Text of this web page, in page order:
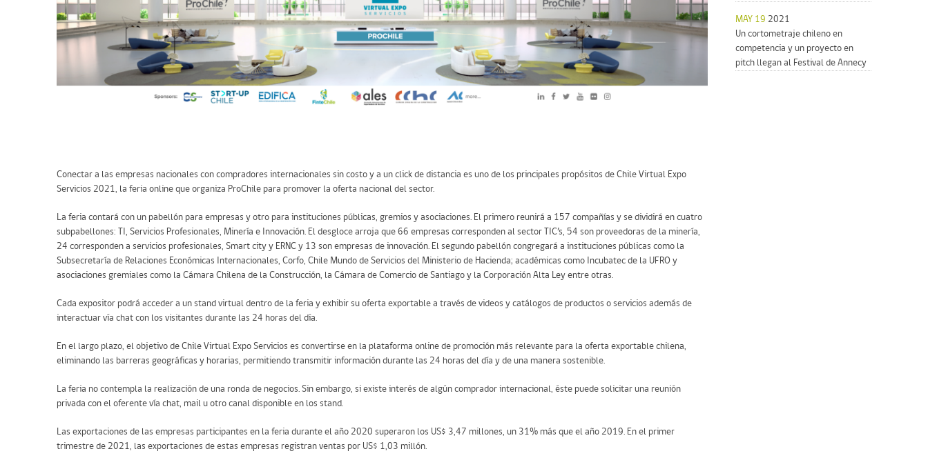
Conectar a las empresas nacionales con compradores internacionales sin costo y a un click de distancia es uno de los principales propósitos de Chile Virtual Expo
Servicios 2021, la feria online que organiza ProChile para promover la oferta nacional del sector.
La feria contará con un pabellón para empresas y otro para instituciones públicas, gremios y asociaciones. El primero reunirá a 157 compañías y se dividirá en cuatro
subpabellones: TI, Servicios Profesionales, Minería e Innovación. El desgloce arroja que 66 empresas corresponden al sector TIC’s, 54 son proveedoras de la minería,
24 corresponden a servicios profesionales, Smart city y ERNC y 13 son empresas de innovación. El segundo pabellón congregará a instituciones públicas como la
Subsecretaría de Relaciones Económicas Internacionales, Corfo, Chile Mundo de Servicios del Ministerio de Hacienda; académicas como Incubatec de la UFRO y
asociaciones gremiales como la Cámara Chilena de la Construcción, la Cámara de Comercio de Santiago y la Corporación Alta Ley entre otras.
Cada expositor podrá acceder a un stand virtual dentro de la feria y exhibir su oferta exportable a través de videos y catálogos de productos o servicios además de
interactuar vía chat con los visitantes durante las 24 horas del día.
En el largo plazo, el objetivo de Chile Virtual Expo Servicios es convertirse en la plataforma online de promoción más relevante para la oferta exportable chilena,
eliminando las barreras geográficas y horarias, permitiendo transmitir información durante las 24 horas del día y de una manera sostenible.
La feria no contempla la realización de una ronda de negocios. Sin embargo, si existe interés de algún comprador internacional, éste puede solicitar una reunión
privada con el oferente vía chat, mail u otro canal disponible en los stand.
Las exportaciones de las empresas participantes en la feria durante el año 2020 superaron los US$ 3,47 millones, un 31% más que el año 2019. En el primer
trimestre de 2021, las exportaciones de estas empresas registran ventas por US$ 1,03 millón.
MAY 19 2021
Un cortometraje chileno en
competencia y un proyecto en
pitch llegan al Festival de Annecy